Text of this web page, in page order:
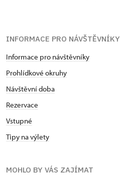
INFORMACE PRO NÁVŠTĚVNÍKY
Informace pro návštěvníky
Prohlídkové okruhy
Návštěvní doba
Rezervace
Vstupné
Tipy na výlety
MOHLO BY VÁS ZAJÍMAT